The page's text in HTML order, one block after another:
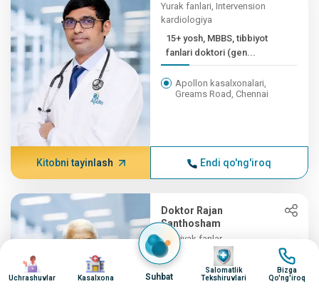
Yurak fanlari, Intervension
kardiologiya
15+ yosh, MBBS, tibbiyot
fanlari doktori (gen...
Apollon kasalxonalari,
Greams Road, Chennai
Kitobni tayinlash Endi qo'ng'iroq
Doktor Rajan
Santhosham
Kardiyak fanlar
15+ yosh, magistr, magistr
(Tora...
surat
Uchrashuvlar
surat
Kasalxona Suhbat
surat
Salomatlik
Tekshiruvlari
surat
Bizga
Qo'ng'iroq